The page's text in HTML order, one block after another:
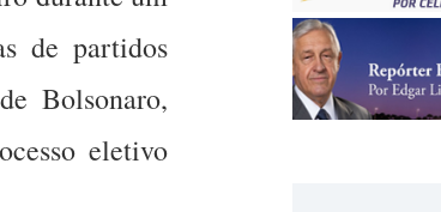
de partidos
Bolsonaro,
eletivo